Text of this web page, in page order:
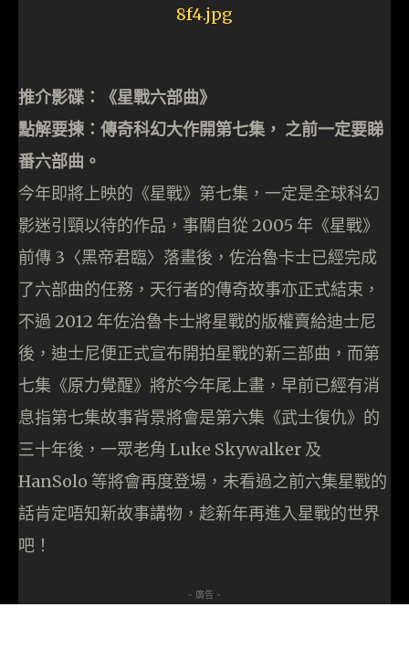
推介影碟：《星戰六部曲》
點解要揀：傳奇科幻大作開第七集， 之前一定要睇
番六部曲。
今年即將上映的《星戰》第七集，一定是全球科幻
影迷引頸以待的作品，事關自從 2005 年《星戰》
前傳 3〈黑帝君臨〉落畫後，佐治魯卡士已經完成
了六部曲的任務，天行者的傳奇故事亦正式結束，
不過 2012 年佐治魯卡士將星戰的版權賣給迪士尼
後，迪士尼便正式宣布開拍星戰的新三部曲，而第
七集《原力覺醒》將於今年尾上畫，早前已經有消
息指第七集故事背景將會是第六集《武士復仇》的
三十年後，一眾老角 Luke Skywalker 及
HanSolo 等將會再度登場，未看過之前六集星戰的
話肯定唔知新故事講物，趁新年再進入星戰的世界
吧！
- 廣告 -